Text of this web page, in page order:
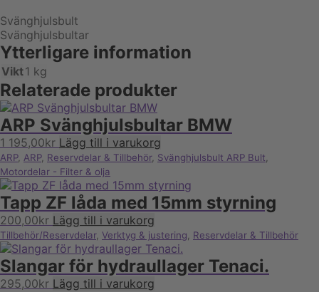
Svänghjulsbult
Svänghjulsbultar
Ytterligare information
Vikt1 kg
Relaterade produkter
ARP Svänghjulsbultar BMW
1 195,00kr Lägg till i varukorg
ARP, ARP, Reservdelar & Tillbehör, Svänghjulsbult ARP Bult
Motordelar - Filter & olja
Tapp ZF låda med 15mm styrning
200,00kr Lägg till i varukorg
Tillbehör/Reservdelar, Verktyg & justering Reservdelar & Tillbehör
Slangar för hydraullager Tenaci.
295,00kr Lägg till i varukorg